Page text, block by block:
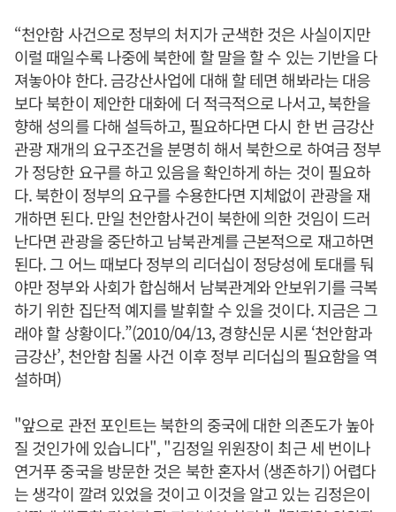
“천안함 사건으로 정부의 처지가 군색한 것은 사실이지만
이럴 때일수록 나중에 북한에 할 말을 할 수 있는 기반을 다
져놓아야 한다. 금강산사업에 대해 할 테면 해봐라는 대응
보다 북한이 제안한 대화에 더 적극적으로 나서고, 북한을
향해 성의를 다해 설득하고, 필요하다면 다시 한 번 금강산
관광 재개의 요구조건을 분명히 해서 북한으로 하여금 정부
가 정당한 요구를 하고 있음을 확인하게 하는 것이 필요하
다. 북한이 정부의 요구를 수용한다면 지체없이 관광을 재
개하면 된다. 만일 천안함사건이 북한에 의한 것임이 드러
난다면 관광을 중단하고 남북관계를 근본적으로 재고하면
된다. 그 어느 때보다 정부의 리더십이 정당성에 토대를 둬
야만 정부와 사회가 합심해서 남북관계와 안보위기를 극복
하기 위한 집단적 예지를 발휘할 수 있을 것이다. 지금은 그
래야 할 상황이다.”(2010/04/13, 경향신문 시론 ‘천안함과
금강산’, 천안함 침몰 사건 이후 정부 리더십의 필요함을 역
설하며)
"앞으로 관전 포인트는 북한의 중국에 대한 의존도가 높아
질 것인가에 있습니다", "김정일 위원장이 최근 세 번이나
연거푸 중국을 방문한 것은 북한 혼자서 (생존하기) 어렵다
는 생각이 깔려 있었을 것이고 이것을 알고 있는 김정은이